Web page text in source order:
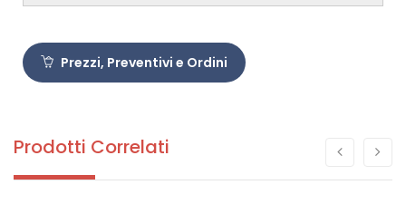
Prezzi, Preventivi e Ordini
Prodotti Correlati